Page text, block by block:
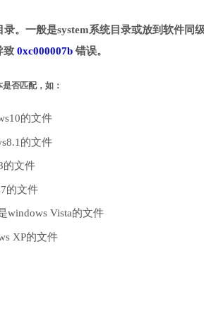
。一般是system系统目录或放到软件同
致 0xc000007b 错误。
否匹配，如：
的文件
的文件
的文件
的文件
windows Vista的文件
XP的文件